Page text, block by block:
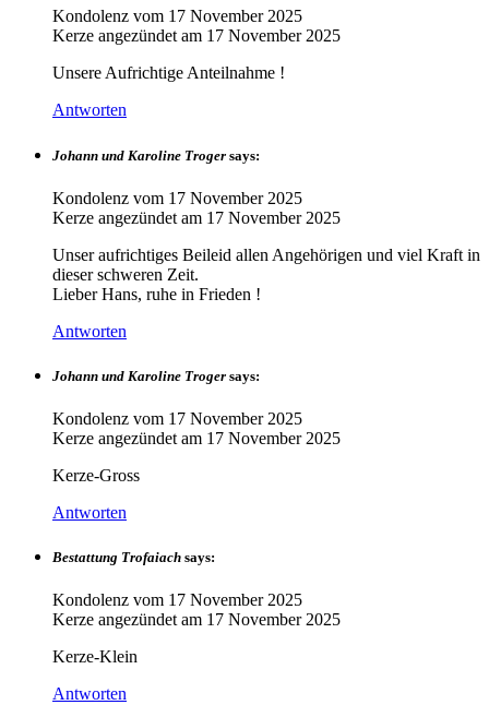
Kondolenz vom 17 November 2025
Kerze angezündet am 17 November 2025
Unsere Aufrichtige Anteilnahme !
Antworten
Johann und Karoline Troger says:
Kondolenz vom 17 November 2025
Kerze angezündet am 17 November 2025
Unser aufrichtiges Beileid allen Angehörigen und viel Kraft in
dieser schweren Zeit.
Lieber Hans, ruhe in Frieden !
Antworten
Johann und Karoline Troger says:
Kondolenz vom 17 November 2025
Kerze angezündet am 17 November 2025
Kerze-Gross
Antworten
Bestattung Trofaiach says:
Kondolenz vom 17 November 2025
Kerze angezündet am 17 November 2025
Kerze-Klein
Antworten